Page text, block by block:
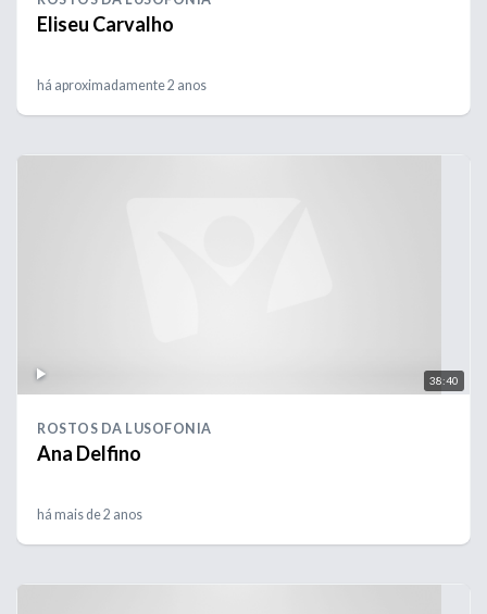
Eliseu Carvalho
há aproximadamente 2 anos
38:40
ROSTOS DA LUSOFONIA
Ana Delfino
há mais de 2 anos